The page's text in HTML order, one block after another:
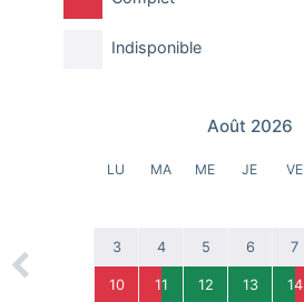
Indisponible
Previous
Août 2026
LU MA ME JE VE
3 4 5 6 7
10 11 12 13 14